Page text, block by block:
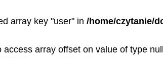
array key "user" in /home/czytanie/
access array offset on value of type